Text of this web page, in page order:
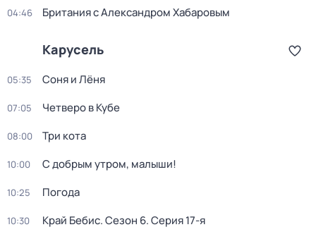
04:46 Британия с Александром Хабаровым
Карусель
05:35 Соня и Лёня
07:05 Четверо в Кубе
08:00 Три кота
10:00 С добрым утром, малыши!
10:25 Погода
10:30 Край Бебис. Сезон 6. Серия 17-я